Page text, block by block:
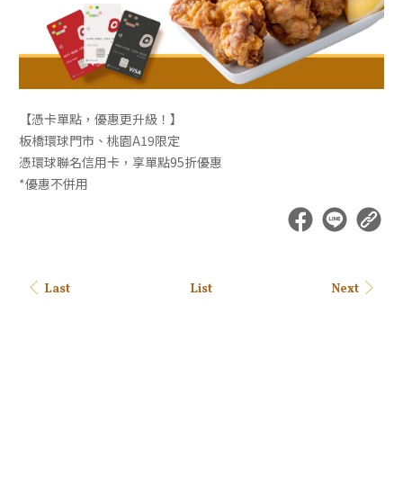
【憑卡單點，優惠更升級！】
板橋環球門市、桃園A19限定
憑環球聯名信用卡，享單點95折優惠
*優惠不併用
Last List Next